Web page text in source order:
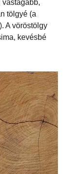
vastagabb,
tölgyé (a
A vöröstölgy
kevésbé